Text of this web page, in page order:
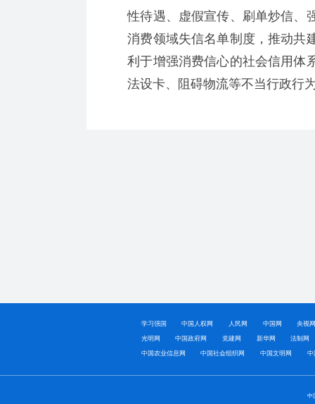
性待遇、虚假宣传、刷单炒信、
消费领域失信名单制度，推动共
利于增强消费信心的社会信用体
法设卡、阻碍物流等不当行政行
学习强国 中国人权网 人民网 中国网 央视
光明网 中国政府网 党建网 新华网 法制网
中国农业信息网 中国社会组织网 中国文明网 中
中